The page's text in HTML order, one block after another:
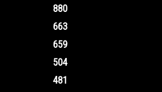
880
663
659
504
481